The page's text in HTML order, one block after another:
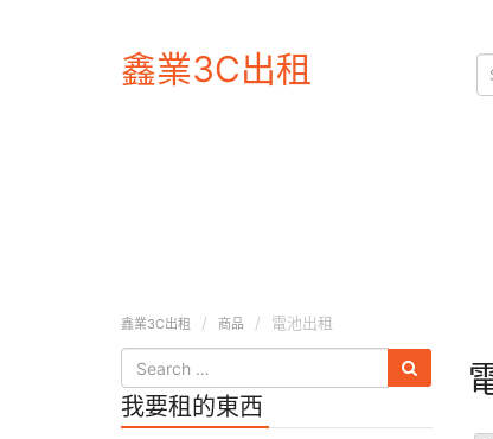
鑫業3C出租
鑫業3C出租 商品 電池出租
我要租的東西